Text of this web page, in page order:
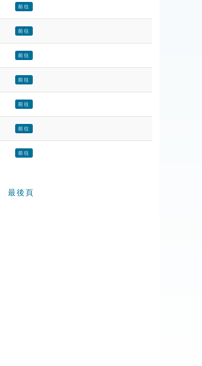
前往
前往
前往
前往
前往
前往
前往
最後頁